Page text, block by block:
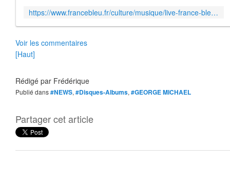
https://www.francebleu.fr/culture/musique/live-france-bleu-collector-avec-george-michael-1576662852
Voir les commentaires
[Haut]
Rédigé par Frédérique
Publié dans#NEWS, #Disques-Albums, #GEORGE MICHAEL
Partager cet article